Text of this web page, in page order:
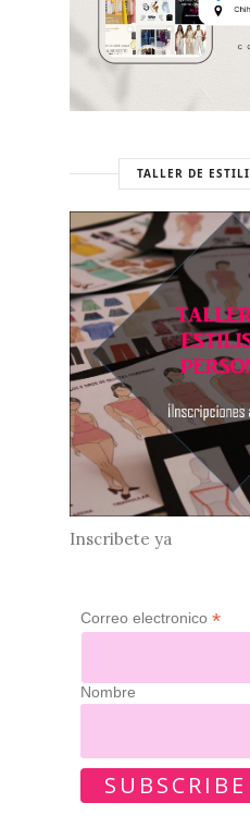
TALLER DE
Inscribete ya
Correo electronico *
Nombre